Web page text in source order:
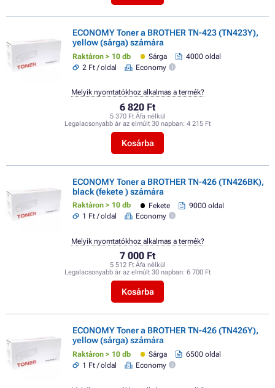
ECONOMY Toner a BROTHER TN-423 (TN423Y),
yellow (sárga) számára
Raktáron > 10 db Sárga
4000 oldal
2 Ft / oldal
Economy
6 820 Ft
5 370 Ft Áfa nélkül
Legalacsonyabb ár az elmúlt 30 napban: 4 215 Ft
Kosárba
Melyik nyomtatókhoz alkalmas a termék?
ECONOMY Toner a BROTHER TN-426 (TN426BK),
black (fekete ) számára
Raktáron > 10 db Fekete
9000 oldal
1 Ft / oldal
Economy
7 000 Ft
5 512 Ft Áfa nélkül
Legalacsonyabb ár az elmúlt 30 napban: 6 700 Ft
Kosárba
Melyik nyomtatókhoz alkalmas a termék?
ECONOMY Toner a BROTHER TN-426 (TN426Y),
yellow (sárga) számára
Raktáron > 10 db Sárga
6500 oldal
1 Ft / oldal
Economy